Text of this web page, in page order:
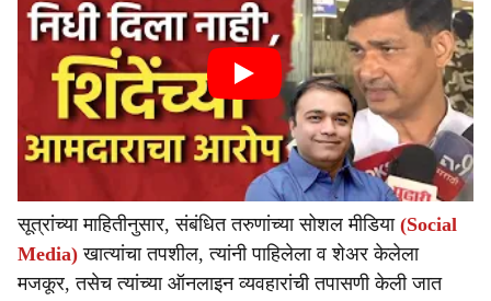
सूत्रांच्या माहितीनुसार, संबंधित तरुणांच्या सोशल मीडिया (Social
Media) खात्यांचा तपशील, त्यांनी पाहिलेला व शेअर केलेला
मजकूर, तसेच त्यांच्या ऑनलाइन व्यवहारांची तपासणी केली जात